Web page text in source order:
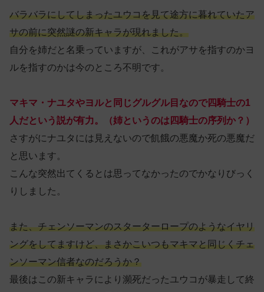
バラバラにしてしまったユウコを見て途方に暮れていたア
サの前に突然謎の新キャラが現れました。
自分を姉だと名乗っていますが、これがアサを指すのかヨ
ルを指すのかは今のところ不明です。
マキマ・ナユタやヨルと同じグルグル目なので四騎士の1
人だという説が有力。（姉というのは四騎士の序列 か？ ）
さすがにナユタには見えないので飢餓の悪魔か死の悪魔だ
と思います。
こんな突然出てくるとは思ってなかったのでかなりびっく
りしました。
また、チェンソーマンのスターターロープのようなイヤリ
ングをしてますけど、まさかこいつもマキマと同じくチェ
ンソーマン信者なのだろうか？
最後はこの新キャラにより瀕死だったユウコが暴走して終